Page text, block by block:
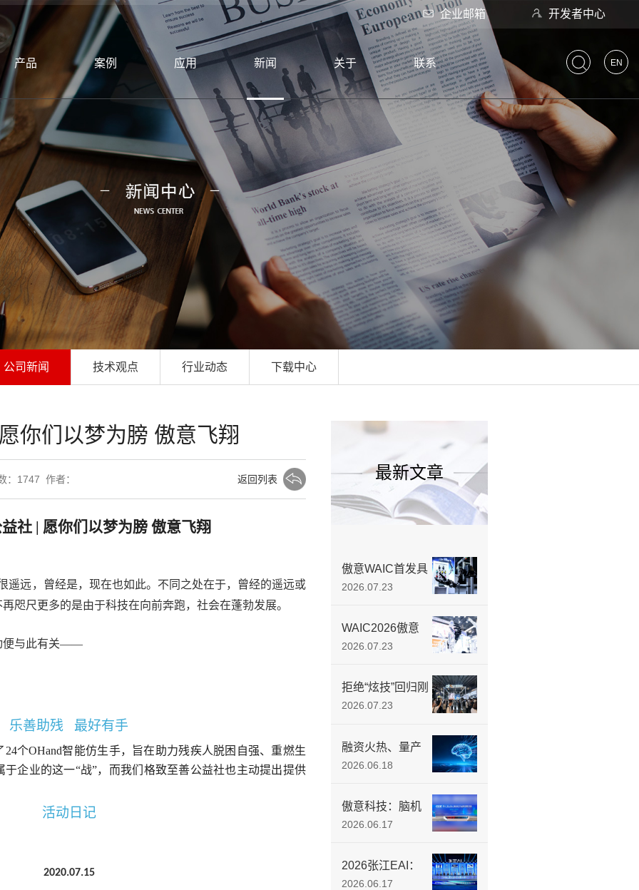
企业邮箱 开发者中心
EN
产品 案例 应用 新闻 关于 联系
公司新闻 技术观点 行业动态 下载中心
你们以梦为膀 傲意飞翔
1747 作者： 返回列表
社| 愿你们以梦为膀 傲意飞翔
遥远，曾经是，现在也如此。不同之处在于，曾经的遥远或
咫尺更多的是由于科技在向前奔跑，社会在蓬勃发展。
与此有关——
乐善助残 最好有手
24个OHand智能仿生手，旨在助力残疾人脱困自强、重燃生
于企业的这一“战”，而我们格致至善公益社也主动提出提供
活动日记
2020.07.15
最新文章
傲意WAIC首发具
身智能教育产品
螺丝”教起，培养
实战型工程师
2026.07.23
WAIC2026傲意
开放型脑机平台
给标准化数据工
具
2026.07.23
拒绝“炫技”回归刚
需：傲意科技
品，具身智能教
育矩阵同步亮相
2026.07.23
融资火热、量产
躁动 脑机接口“落
克按下量产键，
中国企业正用“介
2026.06.18
傲意科技：脑机
接口与具身智能
物理AI的底层融
合闭环？
2026.06.17
2026张江EAI：
傲意科技发布国
2026.06.17